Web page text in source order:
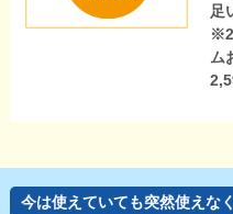
足
ム
今は使えていても突然使えな